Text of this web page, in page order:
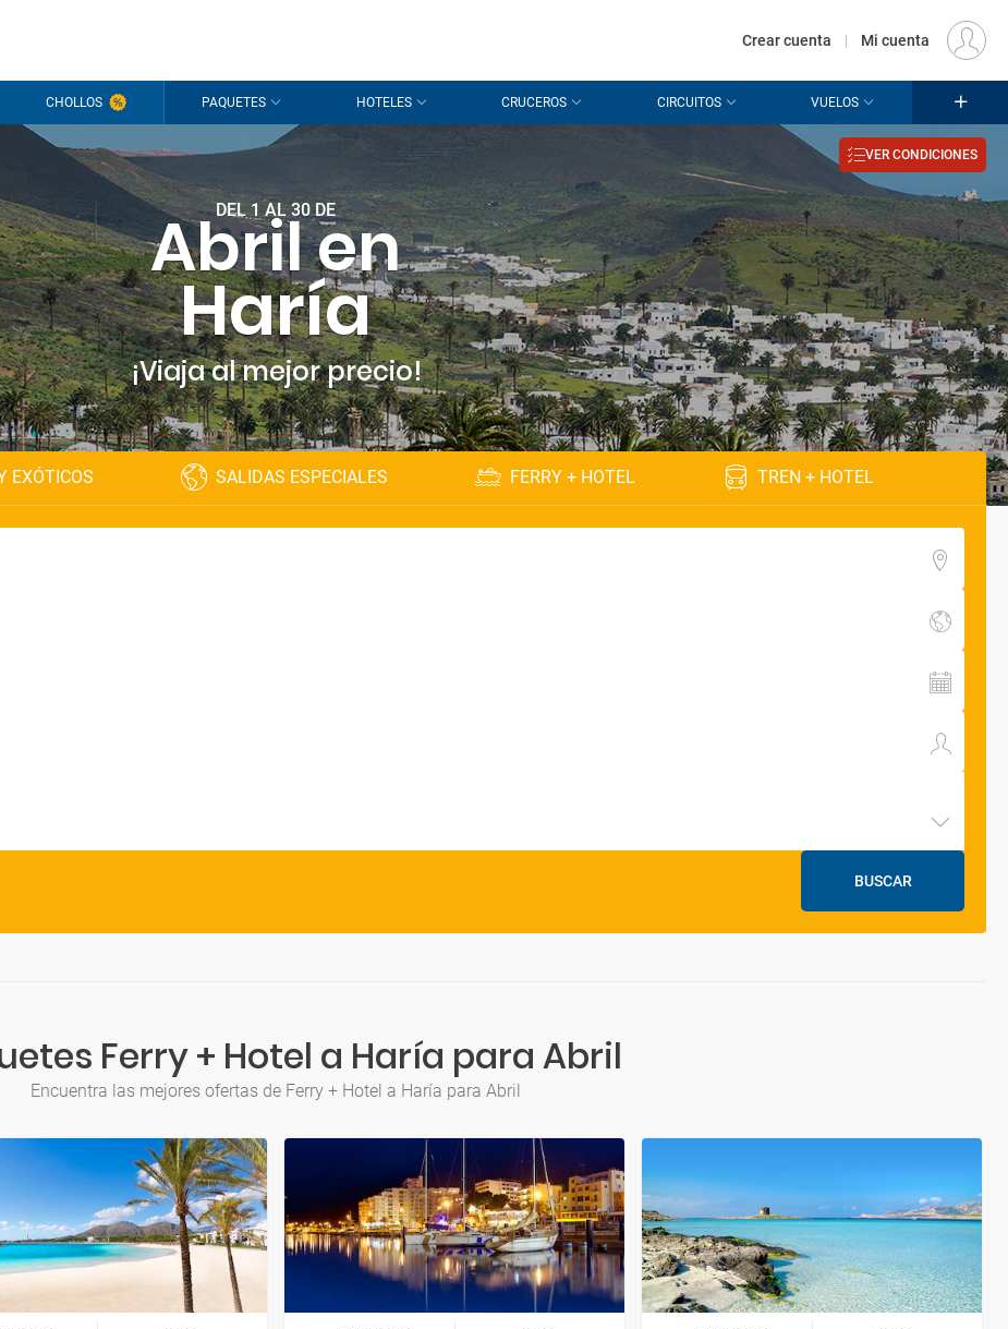
EUR
Crear cuenta | Mi cuenta
CHOLLOS PAQUETES HOTELES CRUCEROS CIRCUITOS VUELOS
DEL 1 AL 30 DE
Abril en
Haría
¡Viaja al mejor precio!
VER CONDICIONES
EXÓTICOS SALIDAS ESPECIALES FERRY + HOTEL TREN + HOTEL
BUSCAR
Ferry + Hotel a Haría para Abril
Encuentra las mejores ofertas de Ferry + Hotel a Haría para Abril